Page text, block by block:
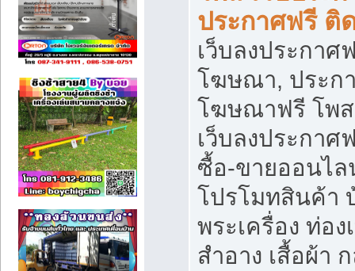
ประกาศฟรี ติ
เว็บลงประกา
โฆษณา, ประก
โฆษณาฟรี โพส
เว็บลงประกา
ซื้อ-ขายออนไล
โปรโมทสินค้า
พระเครื่อง ท่อง
สำอาง เสื้อผ้า